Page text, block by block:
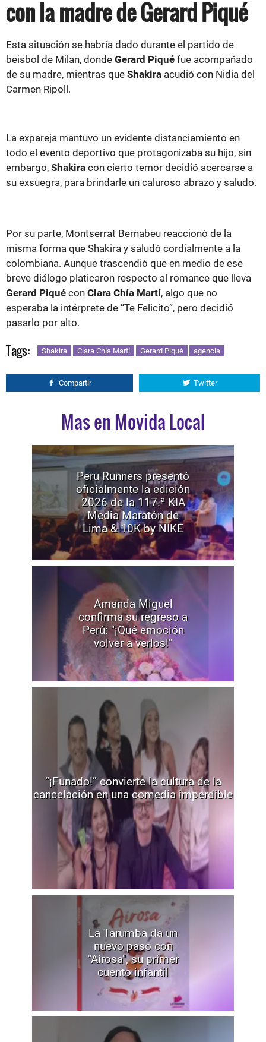
con la madre de Gerard Piqué
Esta situación se habría dado durante el partido de
beisbol de Milan, donde Gerard Piqué fue acompañado
de su madre, mientras que Shakira acudió con Nidia del
Carmen Ripoll.
La expareja mantuvo un evidente distanciamiento en
todo el evento deportivo que protagonizaba su hijo, sin
embargo, Shakira con cierto temor decidió acercarse a
su exsuegra, para brindarle un caluroso abrazo y saludo.
Por su parte, Montserrat Bernabeu reaccionó de la
misma forma que Shakira y saludó cordialmente a la
colombiana. Aunque trascendió que en medio de ese
breve diálogo platicaron respecto al romance que lleva
Gerard Piqué con Clara Chía Martí, algo que no
esperaba la intérprete de “Te Felicito”, pero decidió
pasarlo por alto.
Tags: Shakira Clara Chía Martí Gerard Piqué agencia
Compartir Twitter
Mas en Movida Local
Peru Runners presentó
oficialmente la edición
2026 de la 117.ª KIA
Media Maratón de
Lima & 10K by NIKE
Amanda Miguel
confirma su regreso a
Perú: "¡Qué emoción
volver a verlos!"
“¡Funado!” convierte la cultura de la
cancelación en una comedia imperdible
La Tarumba da un
nuevo paso con
"Airosa", su primer
cuento infantil